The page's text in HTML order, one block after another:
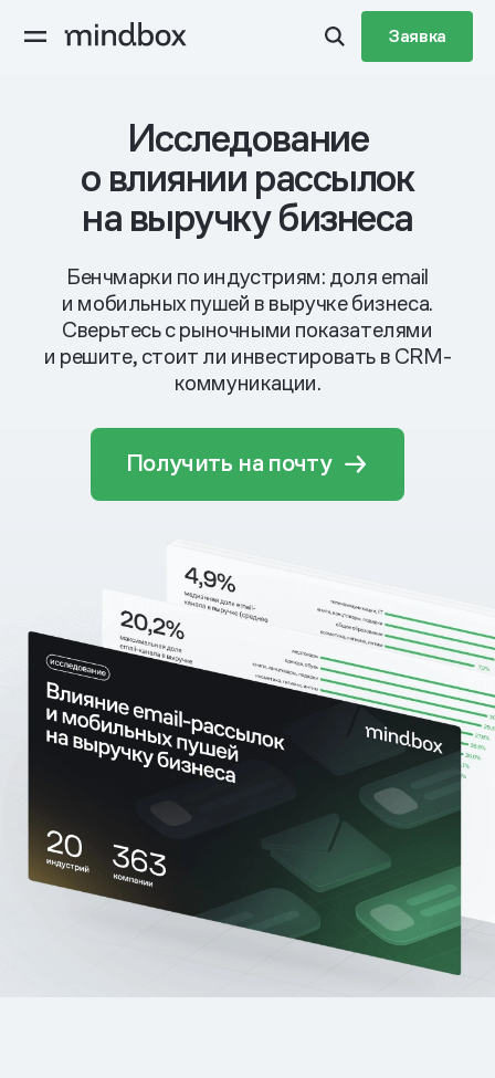
Заявка
Исследование
о влиянии рассылок
на выручку бизнеса
Бенчмарки по индустриям: доля email
и мобильных пушей в выручке бизнеса.
Сверьтесь с рыночными показателями
и решите, стоит ли инвестировать в CRM-
коммуникации.
Получить на почту